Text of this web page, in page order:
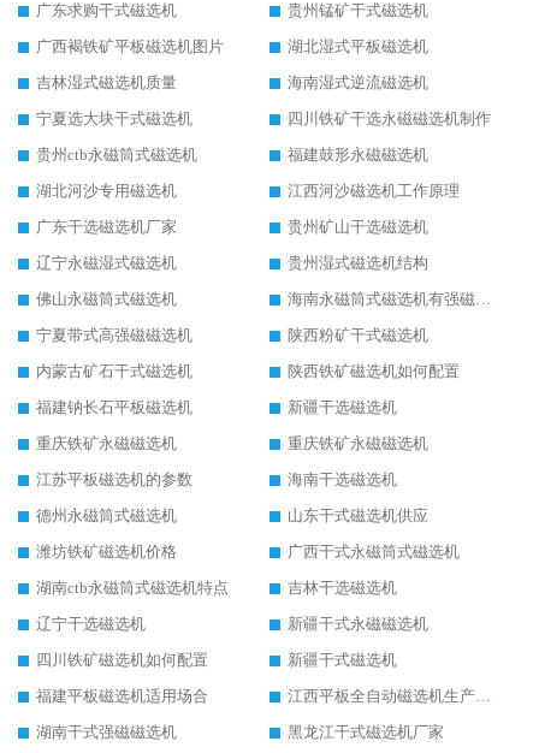
广东求购干式磁选机
贵州锰矿干式磁选机
广西褐铁矿平板磁选机图片
湖北湿式平板磁选机
吉林湿式磁选机质量
海南湿式逆流磁选机
宁夏选大块干式磁选机
四川铁矿干选永磁磁选机制作
贵州ctb永磁筒式磁选机
福建鼓形永磁磁选机
湖北河沙专用磁选机
江西河沙磁选机工作原理
广东干选磁选机厂家
贵州矿山干选磁选机
辽宁永磁湿式磁选机
贵州湿式磁选机结构
佛山永磁筒式磁选机
海南永磁筒式磁选机有强磁的吗
宁夏带式高强磁磁选机
陕西粉矿干式磁选机
内蒙古矿石干式磁选机
陕西铁矿磁选机如何配置
福建钠长石平板磁选机
新疆干选磁选机
重庆铁矿永磁磁选机
重庆铁矿永磁磁选机
江苏平板磁选机的参数
海南干选磁选机
德州永磁筒式磁选机
山东干式磁选机供应
潍坊铁矿磁选机价格
广西干式永磁筒式磁选机
湖南ctb永磁筒式磁选机特点
吉林干选磁选机
辽宁干选磁选机
新疆干式永磁磁选机
四川铁矿磁选机如何配置
新疆干式磁选机
福建平板磁选机适用场合
江西平板全自动磁选机生产厂家
湖南干式强磁磁选机
黑龙江干式磁选机厂家